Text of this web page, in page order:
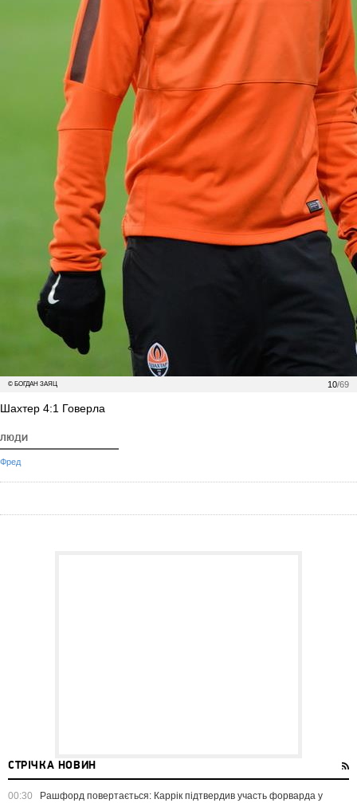
10/69
© БОГДАН ЗАЯЦ
Шахтер 4:1 Говерла
ЛЮДИ
Фред
СТРІЧКА НОВИН
00:30 Рашфорд повертається: Каррік підтвердив участь форварда у